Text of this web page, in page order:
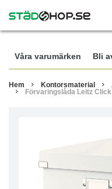
Våra varumärken Bli
Hem Kontorsmaterial
Förvaringslåda Leitz